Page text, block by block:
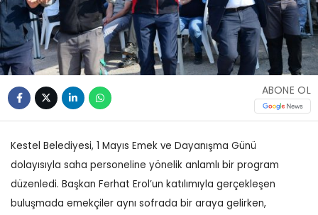
ABONE OL
Kestel Belediyesi, 1 Mayıs Emek ve Dayanışma Günü
dolayısıyla saha personeline yönelik anlamlı bir program
düzenledi. Başkan Ferhat Erol’un katılımıyla gerçekleşen
buluşmada emekçiler aynı sofrada bir araya gelirken,